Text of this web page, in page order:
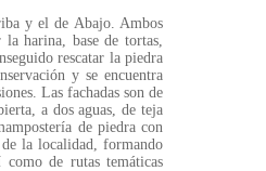
y el de Abajo. Ambos
harina, base de tortas,
rescatar la piedra
y se encuentra
Las fachadas son de
a dos aguas, de teja
de piedra con
la localidad, formando
de rutas temáticas